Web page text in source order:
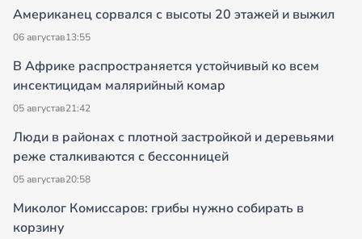
Американец сорвался с высоты 20 этажей и выжил
06 августав13:55
В Африке распространяется устойчивый ко всем
инсектицидам малярийный комар
05 августав21:42
Люди в районах с плотной застройкой и деревьями
реже сталкиваются с бессонницей
05 августав20:58
Миколог Комиссаров: грибы нужно собирать в
корзину